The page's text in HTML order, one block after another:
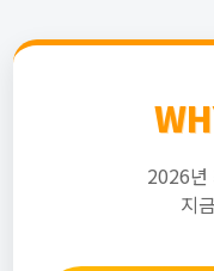
2026년
지